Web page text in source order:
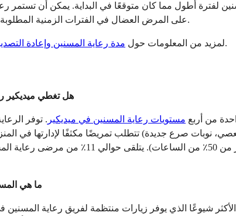
لفترة أطول مما كان متوقعًا في البداية. يمكن أن
على المرض العضال في الفترات الزمنية المطلوبة (90 يومًا لأول فترتي منفعة، ثم كل 60 يومًا).
لمزيد من المعلومات حول مدة رعاية المسنين وإعادة ، راجع دليل مدة رعاية المسنين الخاص بنا.
من أربع مستويات رعاية المسنين في ميديكير
نوبات صرع جديدة) تتطلب تمريضًا مكثفًا لإدارتها في
في المقام الأول رعاية تمريضية ماهرة (ممرضات مسجلات،